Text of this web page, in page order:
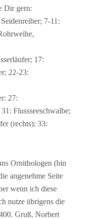
Dir gern:
7-11:
17:
22-23:
27:
Flussseeschwalbe;
(rechts); 33:
Ornithologen (bin
angenehme Seite
wenn ich diese
nutze übrigens die
Gruß, Norbert